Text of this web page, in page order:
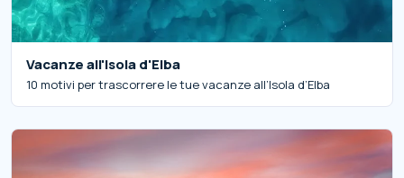
Vacanze all'Isola d'Elba
10 motivi per trascorrere le tue vacanze all’Isola d’Elba